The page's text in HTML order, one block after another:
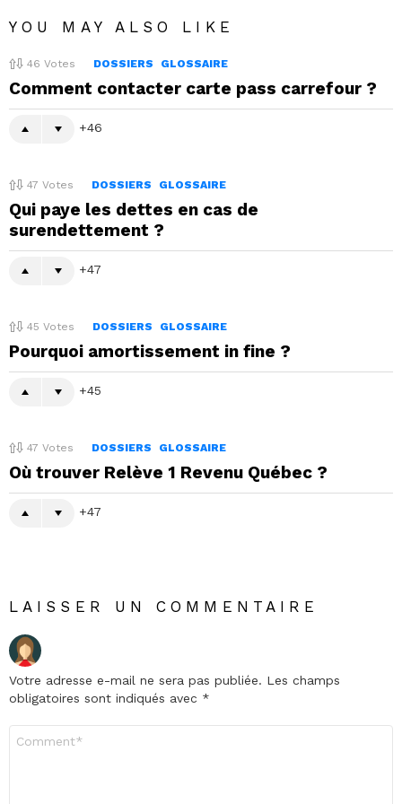
YOU MAY ALSO LIKE
46 Votes DOSSIERS GLOSSAIRE
Comment contacter carte pass carrefour ?
46
47 Votes DOSSIERS GLOSSAIRE
Qui paye les dettes en cas de
surendettement ?
47
45 Votes DOSSIERS GLOSSAIRE
Pourquoi amortissement in fine ?
45
47 Votes DOSSIERS GLOSSAIRE
Où trouver Relève 1 Revenu Québec ?
47
LAISSER UN COMMENTAIRE
Votre adresse e-mail ne sera pas publiée. Les champs
obligatoires sont indiqués avec *